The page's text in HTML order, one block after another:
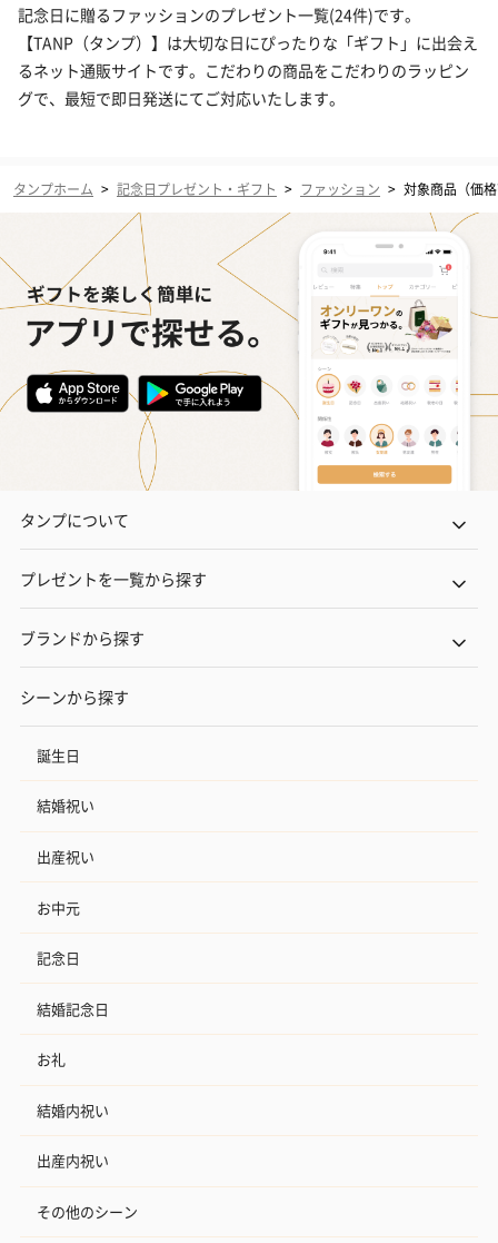
記念日に贈るファッションのプレゼント一覧(24件)です。
【TANP（タンプ）】は大切な日にぴったりな「ギフト」に出会え
るネット通販サイトです。こだわりの商品をこだわりのラッピン
グで、最短で即日発送にてご対応いたします。
タンプホーム > 記念日プレゼント・ギフト > ファッション > 対象商品（価
タンプについて
プレゼントを一覧から探す
ブランドから探す
シーンから探す
誕生日
結婚祝い
出産祝い
お中元
記念日
結婚記念日
お礼
結婚内祝い
出産内祝い
その他のシーン